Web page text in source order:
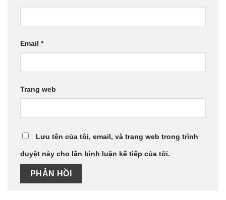
Email *
Trang web
Lưu tên của tôi, email, và trang web trong trình
duyệt này cho lần bình luận kế tiếp của tôi.